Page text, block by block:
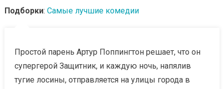
Подборки: Самые лучшие комедии
Простой парень Артур Поппингтон решает, что он
супергерой Защитник, и каждую ночь, напялив
тугие лосины, отправляется на улицы города в